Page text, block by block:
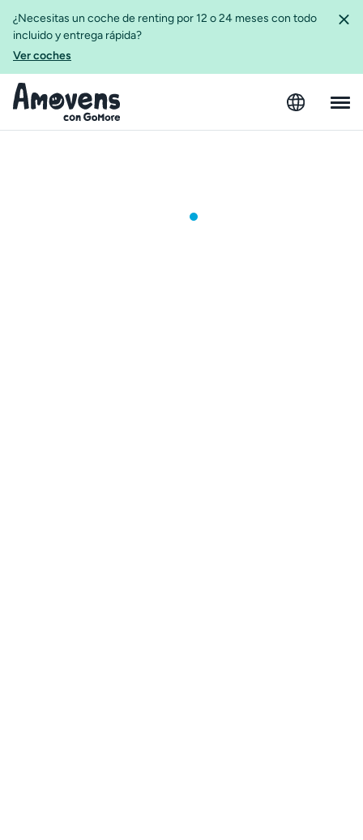
¿Necesitas un coche de renting por 12 o 24 meses con todo
incluido y entrega rápida?
Ver coches